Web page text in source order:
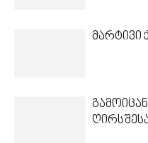
მარტივი